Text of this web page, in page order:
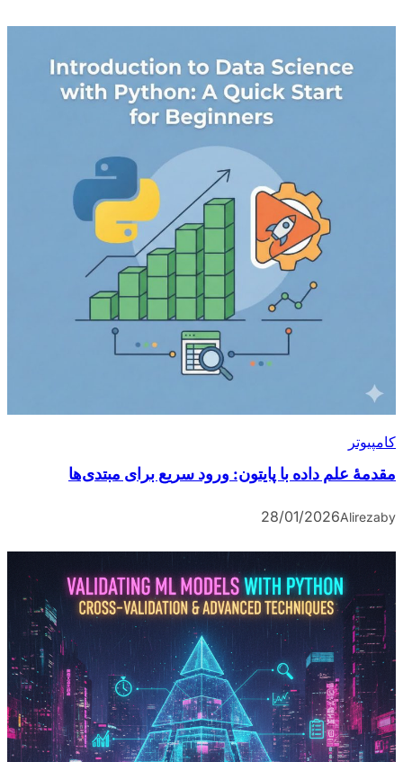
کامپیوتر
مقدمۀ علم داده با پایتون: ورود سریع برای مبتدی‌ها
by
Alireza
28/01/2026